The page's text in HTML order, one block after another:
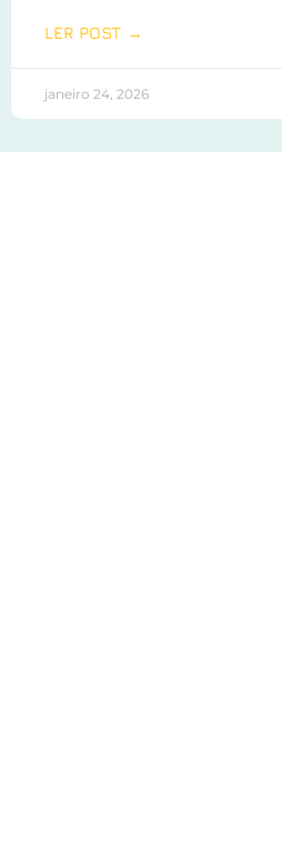
LER POST →
janeiro 24, 2026